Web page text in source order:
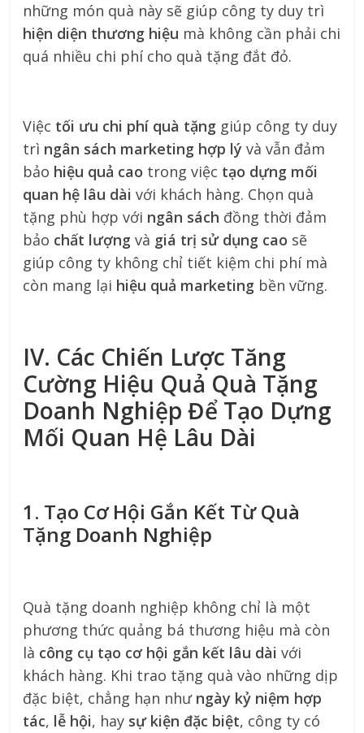
những món quà này sẽ giúp công ty duy trì
hiện diện thương hiệu mà không cần phải chi
quá nhiều chi phí cho quà tặng đắt đỏ.
Việc tối ưu chi phí quà tặng giúp công ty duy
trì ngân sách marketing hợp lý và vẫn đảm
bảo hiệu quả cao trong việc tạo dựng mối
quan hệ lâu dài với khách hàng. Chọn quà
tặng phù hợp với ngân sách đồng thời đảm
bảo chất lượng và giá trị sử dụng cao sẽ
giúp công ty không chỉ tiết kiệm chi phí mà
còn mang lại hiệu quả marketing bền vững.
IV. Các Chiến Lược Tăng
Cường Hiệu Quả Quà Tặng
Doanh Nghiệp Để Tạo Dựng
Mối Quan Hệ Lâu Dài
1. Tạo Cơ Hội Gắn Kết Từ Quà
Tặng Doanh Nghiệp
Quà tặng doanh nghiệp không chỉ là một
phương thức quảng bá thương hiệu mà còn
là công cụ tạo cơ hội gắn kết lâu dài với
khách hàng. Khi trao tặng quà vào những dịp
đặc biệt, chẳng hạn như ngày kỷ niệm hợp
tác, lễ hội, hay sự kiện đặc biệt, công ty có